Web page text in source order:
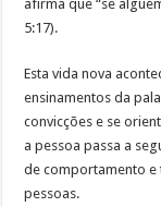
afirma que “se
5:17).
Esta vida nova
ensinamentos da
convicções e se
a pessoa passa a
de comportamento e
pessoas.